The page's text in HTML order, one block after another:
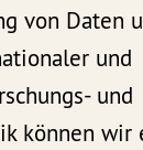
von Daten
und
und
können wir